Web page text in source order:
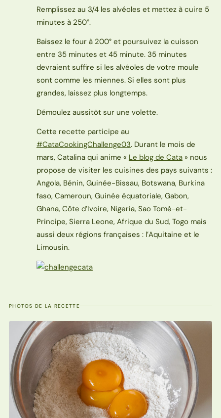
Remplissez au 3/4 les alvéoles et mettez à cuire 5
minutes à 250°.
Baissez le four à 200° et poursuivez la cuisson
entre 35 minutes et 45 minute. 35 minutes
devraient suffire si les alvéoles de votre moule
sont comme les miennes. Si elles sont plus
grandes, laissez plus longtemps.
Démoulez aussitôt sur une volette.
Cette recette participe au
#CataCookingChallenge03. Durant le mois de
mars, Catalina qui anime « Le blog de Cata» nous
propose de visiter les cuisines des pays suivants :
Angola, Bénin, Guinée-Bissau, Botswana, Burkina
faso, Cameroun, Guinée équatoriale, Gabon,
Ghana, Côte d’Ivoire, Nigeria, Sao Tomé-et-
Principe, Sierra Leone, Afrique du Sud, Togo mais
aussi deux régions françaises : l’Aquitaine et le
Limousin.
PHOTOS DE LA RECETTE